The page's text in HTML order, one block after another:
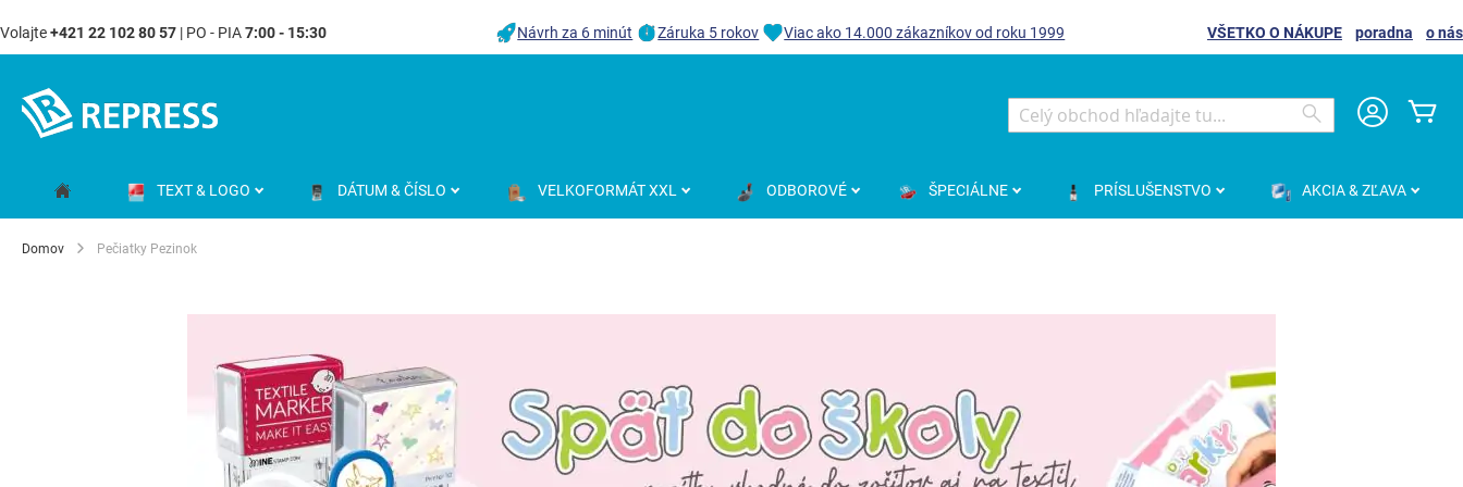
Volajte+421 22 102 80 57 | PO - PIA7:00 - 15:30 Návrh za 6 minút Záruka 5 rokov Viac ako 14.000 zákazníkov od roku 1999 VŠETKO O NÁKUPE poradna
o nás
Content
Search
TEXT & LOGO DÁTUM & ČÍSLO VELKOFORMÁT XXL ODBOROVÉ ŠPECIÁLNE PRÍSLUŠENSTVO AKCIA & ZĽAVA
Domov Pečiatky Pezinok